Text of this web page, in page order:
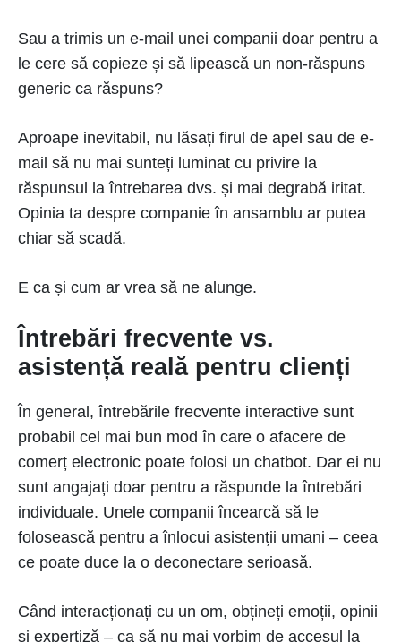
Sau a trimis un e-mail unei companii doar pentru a
le cere să copieze și să lipească un non-răspuns
generic ca răspuns?
Aproape inevitabil, nu lăsați firul de apel sau de e-
mail să nu mai sunteți luminat cu privire la
răspunsul la întrebarea dvs. și mai degrabă iritat.
Opinia ta despre companie în ansamblu ar putea
chiar să scadă.
E ca și cum ar vrea să ne alunge.
Întrebări frecvente vs.
asistență reală pentru clienți
În general, întrebările frecvente interactive sunt
probabil cel mai bun mod în care o afacere de
comerț electronic poate folosi un chatbot. Dar ei nu
sunt angajați doar pentru a răspunde la întrebări
individuale. Unele companii încearcă să le
folosească pentru a înlocui asistenții umani – ceea
ce poate duce la o deconectare serioasă.
Când interacționați cu un om, obțineți emoții, opinii
și expertiză – ca să nu mai vorbim de accesul la